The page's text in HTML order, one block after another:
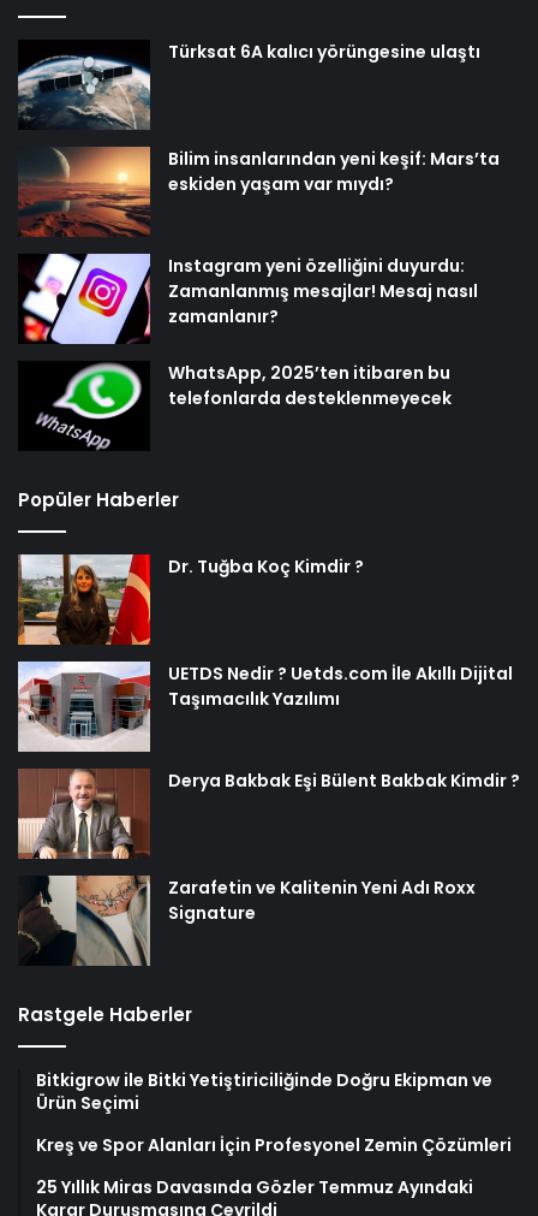
Türksat 6A kalıcı yörüngesine ulaştı
Bilim insanlarından yeni keşif: Mars’ta
eskiden yaşam var mıydı?
Instagram yeni özelliğini duyurdu:
Zamanlanmış mesajlar! Mesaj nasıl
zamanlanır?
WhatsApp, 2025’ten itibaren bu
telefonlarda desteklenmeyecek
Popüler Haberler
Dr. Tuğba Koç Kimdir ?
UETDS Nedir ? Uetds.com İle Akıllı Dijital
Taşımacılık Yazılımı
Derya Bakbak Eşi Bülent Bakbak Kimdir ?
Zarafetin ve Kalitenin Yeni Adı Roxx
Signature
Rastgele Haberler
Bitkigrow ile Bitki Yetiştiriciliğinde Doğru Ekipman ve
Ürün Seçimi
Kreş ve Spor Alanları İçin Profesyonel Zemin Çözümleri
25 Yıllık Miras Davasında Gözler Temmuz Ayındaki
Karar Duruşmasına Çevrildi